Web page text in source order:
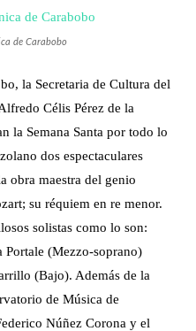
de Carabobo
la Secretaria de Cultura del
Célis Pérez de la
la Semana Santa por todo lo
dos espectaculares
obra maestra del genio
su réquiem en re menor.
solistas como lo son:
(Mezzo-soprano)
(Bajo). Además de la
de Música de
Núñez Corona y el